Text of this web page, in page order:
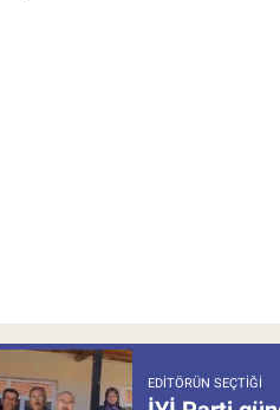
EDITÖRÜN SEÇTIĞI